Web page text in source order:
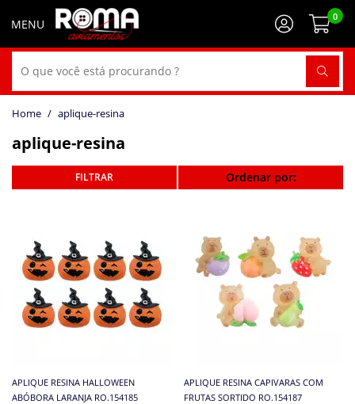
0
aplique-resina
aplique-resina
Ordenar por:
APLIQUE RESINA HALLOWEEN
ABÓBORA LARANJA RO.154185
APLIQUE RESINA CAPIVARAS COM
FRUTAS SORTIDO RO.154187